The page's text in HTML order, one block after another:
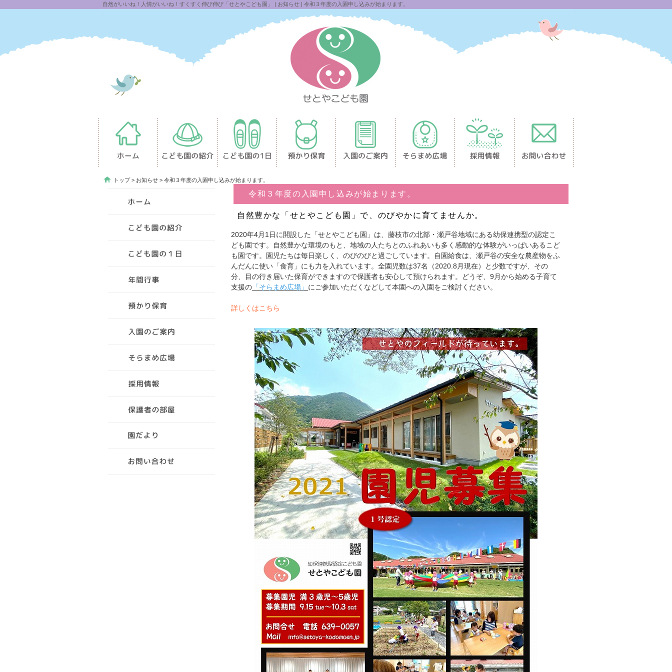
自然がいいね！人情がいいね！すくすく伸び伸び「せとやこども園」 | お知らせ | 令和３年度の入園申し込みが始まります。
トップ> お知らせ > 令和３年度の入園申し込みが始まります。
令和３年度の入園申し込みが始まります。
自然豊かな「せとやこども園」で、のびやかに育てませんか。
2020年4月1日に開設した「せとやこども園」は、藤枝市の北部・瀬戸谷地域にある幼保連携型の認定こ
ども園です。自然豊かな環境のもと、地域の人たちとのふれあいも多く感動的な体験がいっぱいあるこど
も園です。園児たちは毎日楽しく、のびのびと過ごしています。自園給食は、瀬戸谷の安全な農産物をふ
んだんに使い「食育」にも力を入れています。全園児数は37名（2020.8月現在）と少数ですが、その
分、目の行き届いた保育ができますので保護者も安心して預けられます。どうぞ、9月から始める子育て
支援の 「そらまめ広場」 にご参加いただくなどして本園への入園をご検討ください。
詳しくはこちら